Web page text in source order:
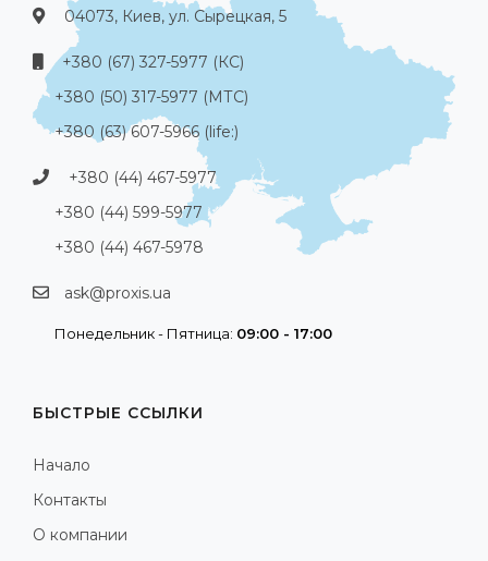
04073, Киев, ул. Сырецкая, 5
+380 (67) 327-5977 (КС)
+380 (50) 317-5977 (МТС)
+380 (63) 607-5966 (life:)
+380 (44) 467-5977
+380 (44) 599-5977
+380 (44) 467-5978
ask@proxis.ua
Понедельник - Пятница: 09:00 - 17:00
БЫСТРЫЕ ССЫЛКИ
Начало
Контакты
О компании